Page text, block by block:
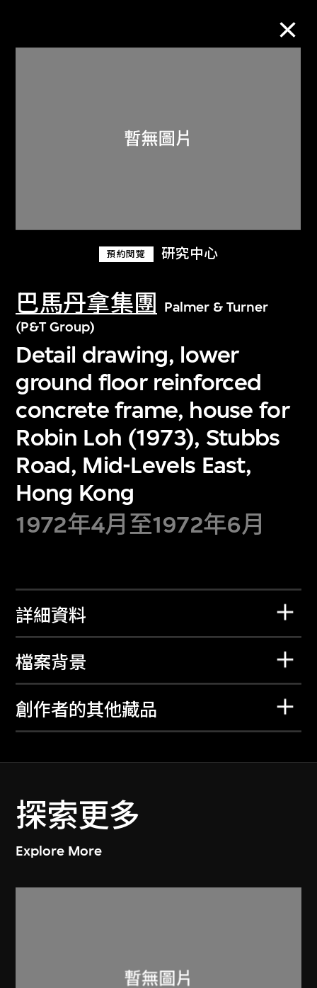
預約閱覽 研究中心
巴馬丹拿集團
Palmer & Turner
(P&T Group)
Detail drawing, lower
ground floor reinforced
concrete frame, house for
Robin Loh (1973), Stubbs
Road, Mid-Levels East,
Hong Kong
1972年4月至1972年6月
詳細資料
檔案背景
創作者的其他藏品
探索更多
Explore More
關於M+藏品
探索世界頂級的二十及二十一世紀視覺
文化藏品。